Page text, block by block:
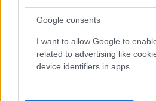
Google consents
I want to allow Google to
related to advertising like
device identifiers in apps.